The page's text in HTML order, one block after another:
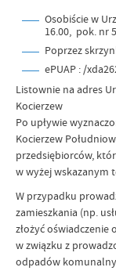
Osobiście w
16.00, pok. nr 5
Poprzez
ePUAP : /
Listownie na adres
Kocierzew
Po upływie
Kocierzew
przedsiębiorców,
w wyżej wskazanym
W przypadku
zamieszkania (np.
złożyć oświadczenie
w związku z
odpadów